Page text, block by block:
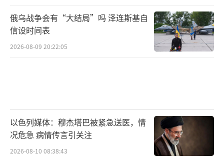
俄乌战争会有“大结局”吗 泽连斯基自
信设时间表
2026-08-09 20:22:05
以色列媒体：穆杰塔巴被紧急送医，情
况危急 病情传言引关注
2026-08-10 08:38:43